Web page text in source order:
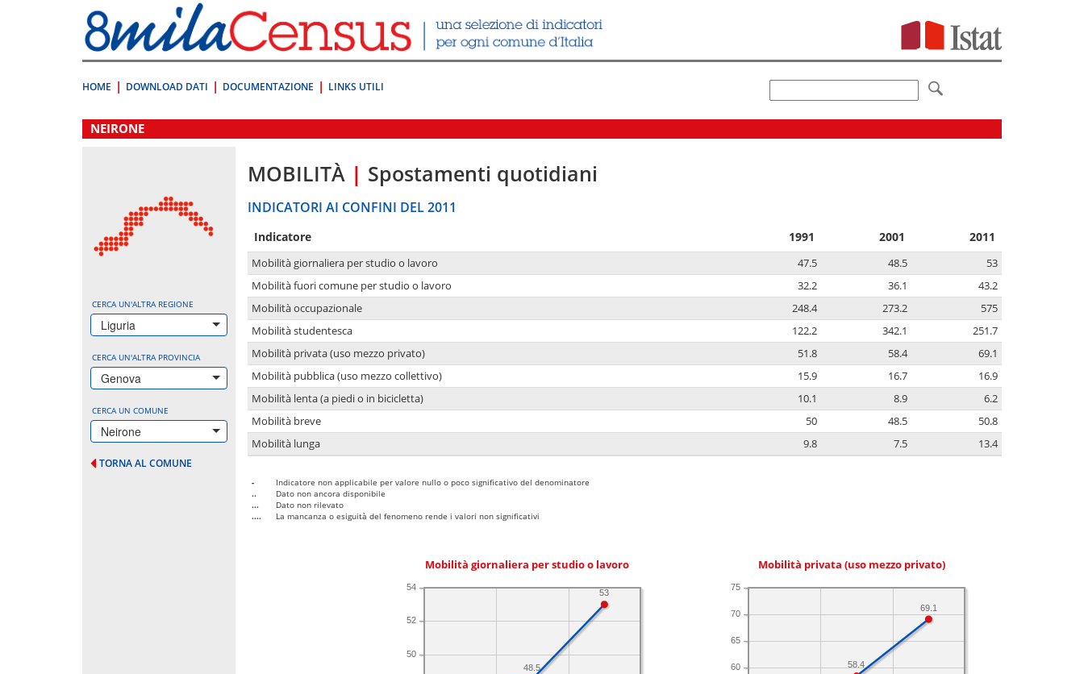
direttamente
a:
Contenuto
HOME DOWNLOAD DATI DOCUMENTAZIONE LINKS UTILI
.
NEIRONE
CERCA UN'ALTRA REGIONE
Liguria
CERCA UN'ALTRA PROVINCIA
Genova
CERCA UN COMUNE
Neirone
TORNA AL COMUNE
MOBILITÀ | Spostamenti quotidiani
INDICATORI AI CONFINI DEL 2011
Indicatore 1991 2001 2011
Mobilità giornaliera per studio o lavoro 47.5 48.5
53
Mobilità fuori comune per studio o lavoro
32.2 36.1
43.2
Mobilità occupazionale
248.4 273.2
575
Mobilità studentesca
122.2 342.1
251.7
Mobilità privata (uso mezzo privato)
51.8 58.4
69.1
Mobilità pubblica (uso mezzo collettivo)
15.9 16.7
16.9
Mobilità lenta (a piedi o in bicicletta)
10.1 8.9
6.2
Mobilità breve
50 48.5
50.8
Mobilità lunga
9.8 7.5 13.4
-
Indicatore non applicabile per valore nullo o poco significativo del denominatore
..
Dato non ancora disponibile
...
Dato non rilevato
....
La mancanza o esiguità del fenomeno rende i valori non significativi
Mobilità giornaliera per studio o lavoro
50
52
54
53
48.5
Mobilità privata (uso mezzo privato)
60
65
70
75
69.1
58.4